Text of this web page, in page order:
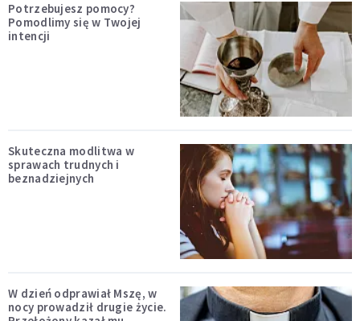
Potrzebujesz pomocy?
Pomodlimy się w Twojej
intencji
Skuteczna modlitwa w
sprawach trudnych i
beznadziejnych
W dzień odprawiał Mszę, w
nocy prowadził drugie życie.